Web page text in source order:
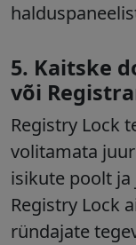
5. Kaitske
või
Registry Lock
volitamata
isikute poolt
Registry Lock
ründajate